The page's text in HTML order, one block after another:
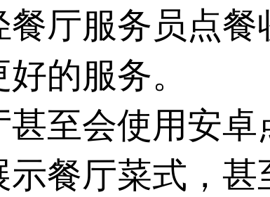
厅服务员点
的服务。
至会使用安卓
餐厅菜式，